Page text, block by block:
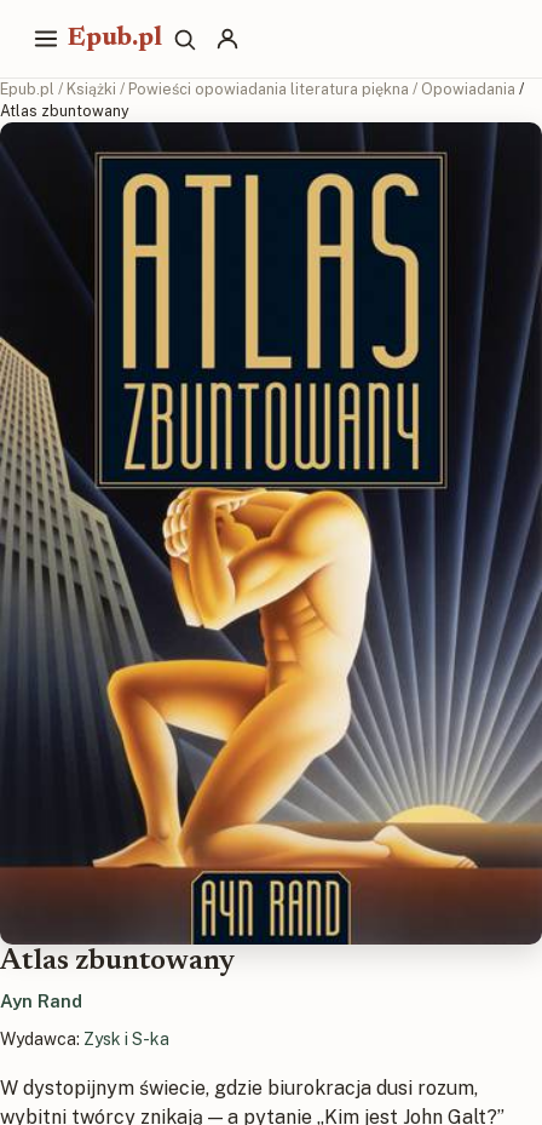
Epub.pl
Epub.pl / Książki / Powieści opowiadania literatura piękna / Opowiadania /
Atlas zbuntowany
Atlas zbuntowany
Ayn Rand
Wydawca: Zysk i S-ka
W dystopijnym świecie, gdzie biurokracja dusi rozum,
wybitni twórcy znikają — a pytanie „Kim jest John Galt?”